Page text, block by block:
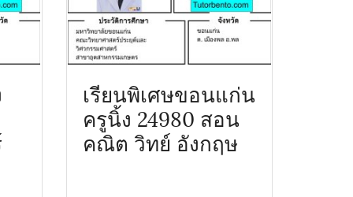
เรียนพิเศษขอนแก่น
ครูนิ้ง 24980 สอน
คณิต วิทย์ อังกฤษ